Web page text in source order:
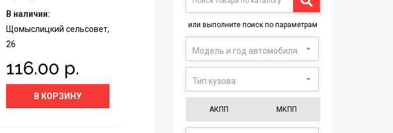
В наличии:
Щомыслицкий сельсовет,
26
116.00 р.
В КОРЗИНУ
или выполните поиск по параметрам
Модель и год автомобиля
Тип кузова
АКПП МКПП